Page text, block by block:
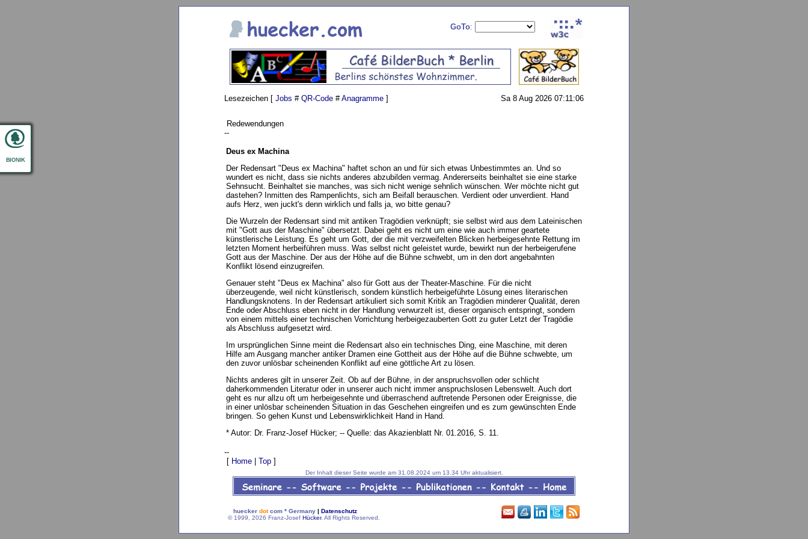
GoTo:
Lesezeichen [ Jobs # QR-Code #Anagramme ] Sa 8 Aug 2026 07:11:06
Redewendungen
--
Deus ex Machina
Der Redensart "Deus ex Machina" haftet schon an und für sich etwas Unbestimmtes an. Und so
wundert es nicht, dass sie nichts anderes abzubilden vermag. Andererseits beinhaltet sie eine starke
Sehnsucht. Beinhaltet sie manches, was sich nicht wenige sehnlich wünschen. Wer möchte nicht gut
dastehen? Inmitten des Rampenlichts, sich am Beifall berauschen. Verdient oder unverdient. Hand
aufs Herz, wen juckt's denn wirklich und falls ja, wo bitte genau?
Die Wurzeln der Redensart sind mit antiken Tragödien verknüpft; sie selbst wird aus dem Lateinischen
mit "Gott aus der Maschine" übersetzt. Dabei geht es nicht um eine wie auch immer geartete
künstlerische Leistung. Es geht um Gott, der die mit verzweifelten Blicken herbeigesehnte Rettung im
letzten Moment herbeiführen muss. Was selbst nicht geleistet wurde, bewirkt nun der herbeigerufene
Gott aus der Maschine. Der aus der Höhe auf die Bühne schwebt, um in den dort angebahnten
Konflikt lösend einzugreifen.
Genauer steht "Deus ex Machina" also für Gott aus der Theater-Maschine. Für die nicht
überzeugende, weil nicht künstlerisch, sondern künstlich herbeigeführte Lösung eines literarischen
Handlungsknotens. In der Redensart artikuliert sich somit Kritik an Tragödien minderer Qualität, deren
Ende oder Abschluss eben nicht in der Handlung verwurzelt ist, dieser organisch entspringt, sondern
von einem mittels einer technischen Vorrichtung herbeigezauberten Gott zu guter Letzt der Tragödie
als Abschluss aufgesetzt wird.
Im ursprünglichen Sinne meint die Redensart also ein technisches Ding, eine Maschine, mit deren
Hilfe am Ausgang mancher antiker Dramen eine Gottheit aus der Höhe auf die Bühne schwebte, um
den zuvor unlösbar scheinenden Konflikt auf eine göttliche Art zu lösen.
Nichts anderes gilt in unserer Zeit. Ob auf der Bühne, in der anspruchsvollen oder schlicht
daherkommenden Literatur oder in unserer auch nicht immer anspruchslosen Lebenswelt. Auch dort
geht es nur allzu oft um herbeigesehnte und überraschend auftretende Personen oder Ereignisse, die
in einer unlösbar scheinenden Situation in das Geschehen eingreifen und es zum gewünschten Ende
bringen. So gehen Kunst und Lebenswirklichkeit Hand in Hand.
* Autor: Dr. Franz-Josef Hücker; -- Quelle: das Akazienblatt Nr. 01.2016, S. 11.
--
[ Home Top ]
Der Inhalt dieser Seite wurde am 31.08.2024 um 13.34 Uhr aktualisiert.
huecker dotcom * Germany | Datenschutz
© 1999, 2026 Franz-Josef Hücker. All Rights Reserved.